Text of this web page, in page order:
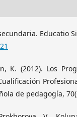
Educatio
K. (2012). Los
de pedagogía,